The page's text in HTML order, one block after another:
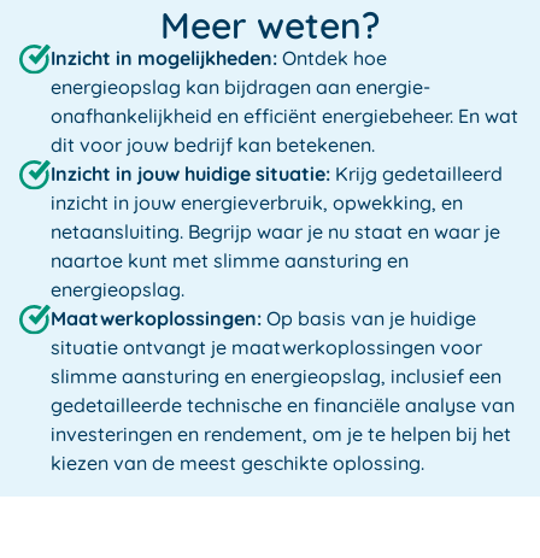
Meer weten?
Inzicht in mogelijkheden: Ontdek hoe
energieopslag kan bijdragen aan energie-
onafhankelijkheid en efficiënt energiebeheer. En wat
dit voor jouw bedrijf kan betekenen.
Inzicht in jouw huidige situatie: Krijg gedetailleerd
inzicht in jouw energieverbruik, opwekking, en
netaansluiting. Begrijp waar je nu staat en waar je
naartoe kunt met slimme aansturing en
energieopslag.
Maatwerkoplossingen: Op basis van je huidige
situatie ontvangt je maatwerkoplossingen voor
slimme aansturing en energieopslag, inclusief een
gedetailleerde technische en financiële analyse van
investeringen en rendement, om je te helpen bij het
kiezen van de meest geschikte oplossing.